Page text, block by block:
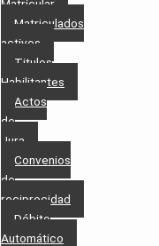
Matricular
Matriculados
activos
Titulos
Habilitantes
Actos
de
Jura
Convenios
de
reciprocidad
Débito
Automático